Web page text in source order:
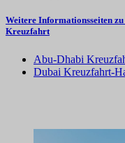
Weitere Informationsseiten
Kreuzfahrt
Abu-Dhabi
Dubai Kreuzfahrt-